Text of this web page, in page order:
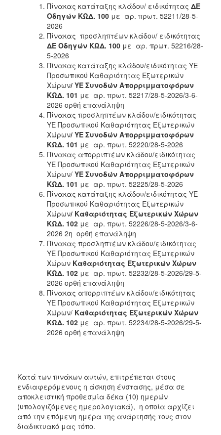
Πίνακας κατάταξης κλάδου/ ειδικότητας ΔΕ
Οδηγών ΚΩΔ. 100 με αρ. πρωτ. 52211/28-5-
2026
Πίνακας προσληπτέων κλάδου/ ειδικότητας
ΔΕ Οδηγών ΚΩΔ. 100 με αρ. πρωτ. 52216/28-
5-2026
Πίνακας κατάταξης κλάδου/ειδικότητας ΥΕ
Προσωπικού Καθαριότητας Εξωτερικών
Χώρων/ ΥΕ Συνοδών Απορριμματοφόρων
ΚΩΔ. 101 με αρ. πρωτ. 52217/28-5-2026/3-6-
2026 ορθή επανάληψη
Πίνακας προσληπτέων κλάδου/ειδικότητας
ΥΕ Προσωπικού Καθαριότητας Εξωτερικών
Χώρων/ ΥΕ Συνοδών Απορριμματοφόρων
ΚΩΔ. 101 με αρ. πρωτ. 52220/28-5-2026
Πίνακας απορριπτέων κλάδου/ειδικότητας
ΥΕ Προσωπικού Καθαριότητας Εξωτερικών
Χώρων/ ΥΕ Συνοδών Απορριμματοφόρων
ΚΩΔ. 101 με αρ. πρωτ. 52225/28-5-2026
Πίνακας κατάταξης κλάδου/ειδικότητας ΥΕ
Προσωπικού Καθαριότητας Εξωτερικών
Χώρων/ Καθαριότητας Εξωτερικών Χώρων
ΚΩΔ. 102 με αρ. πρωτ. 52226/28-5-2026/3-6-
2026 2η ορθή επανάληψη
Πίνακας προσληπτέων κλάδου/ειδικότητας
ΥΕ Προσωπικού Καθαριότητας Εξωτερικών
Χώρων Καθαριότητας Εξωτερικών Χώρων
ΚΩΔ. 102 με αρ. πρωτ. 52232/28-5-2026/29-5-
2026 ορθή επανάληψη
Πίνακας απορριπτέων κλάδου/ειδικότητας
ΥΕ Προσωπικού Καθαριότητας Εξωτερικών
Χώρων/ Καθαριότητας Εξωτερικών Χώρων
ΚΩΔ. 102 με αρ. πρωτ. 52234/28-5-2026/29-5-
2026 ορθή επανάληψη
Κατά των πινάκων αυτών, επιτρέπεται στους
ενδιαφερόμενους η άσκηση ένστασης, μέσα σε
αποκλειστική προθεσμία δέκα (10) ημερών
(υπολογιζόμενες ημερολογιακά), η οποία αρχίζει
από την επόμενη ημέρα της ανάρτησής τους στον
διαδικτυακό μας τόπο.